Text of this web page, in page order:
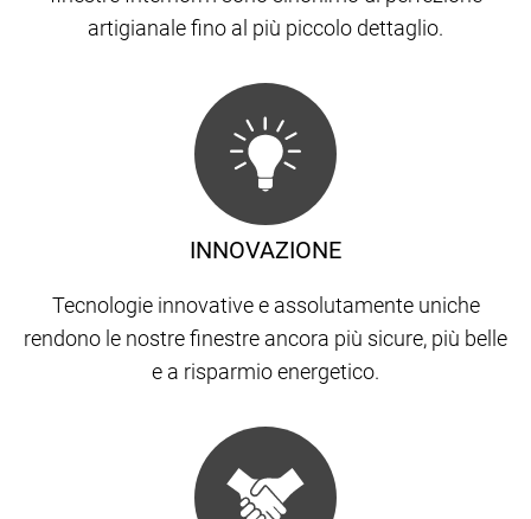
artigianale fino al più piccolo dettaglio.
INNOVAZIONE
Tecnologie innovative e assolutamente uniche
rendono le nostre finestre ancora più sicure, più belle
e a risparmio energetico.